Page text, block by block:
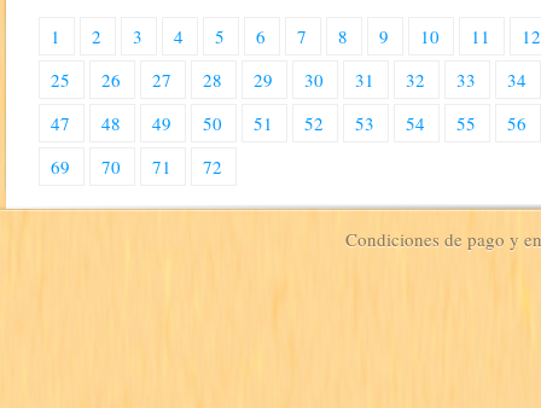
1 2 3 4 5 6 7 8 9 10 11
12
25
26 27 28 29 30 31 32 33
34
47
48 49 50 51 52 53 54 55
56
69
70 71 72
Condiciones de pago y